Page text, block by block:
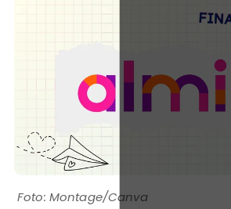
Montage/Canva